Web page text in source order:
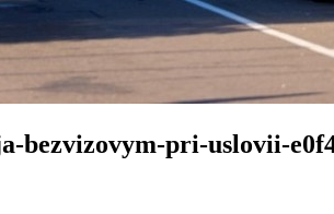
bezvizovym-pri-uslovii-